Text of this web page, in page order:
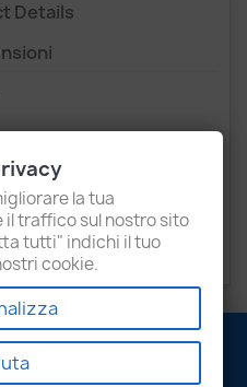
Details
Passat, Scirocco,

la tua
traffico sul nostro sito
tutti" indichi il tuo
cookie.